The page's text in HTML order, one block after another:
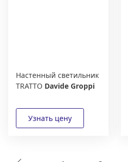
Настенный светильник
TRATTO Davide Groppi